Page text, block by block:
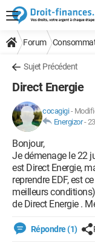
Forum
Sujet Précédent
Direct Energie
cocagigi-
Energizor-
Bonjour,
Je démenage le 22
est Direct Energie,
reprendre EDF, est
meilleurs
de Direct Energie .
Répondre (1)